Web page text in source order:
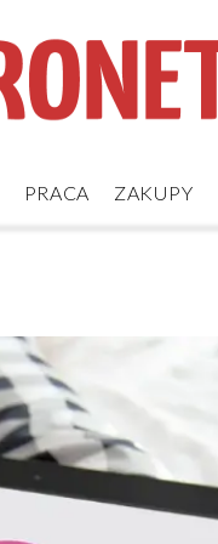
PRACA ZAKUPY